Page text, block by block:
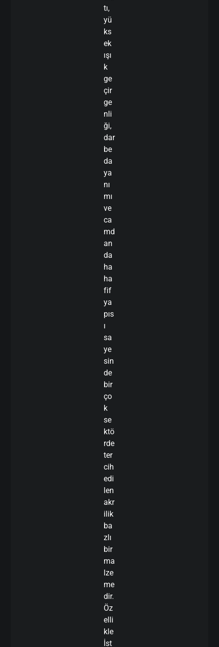
tı,
yü
ks
ek
ışı
k
ge
çir
ge
nli
ği,
dar
be
da
ya
nı
mı
ve
ca
md
an
da
ha
ha
fif
ya
pıs
ı
sa
ye
sin
de
bir
ço
k
se
ktö
rde
ter
cih
edi
len
akr
ilik
ba
zlı
bir
ma
lze
me
dir.
Öz
elli
kle
İst